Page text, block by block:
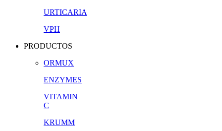
URTICARIA
VPH
PRODUCTOS
ORMUX
ENZYMES
VITAMIN
C
KRUMM